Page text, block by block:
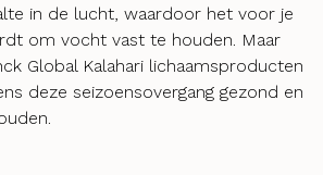
in de lucht, waardoor het voor je
om vocht vast te houden. Maar
Global Kalahari lichaamsproducten
deze seizoensovergang gezond en